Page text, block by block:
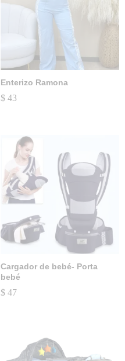
Enterizo Ramona
$ 43
Cargador de bebé- Porta
bebé
$ 47